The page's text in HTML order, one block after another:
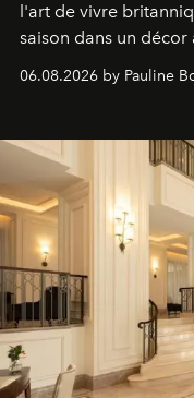
l'art de vivre
saison dans un
06.08.2026 by Pauline